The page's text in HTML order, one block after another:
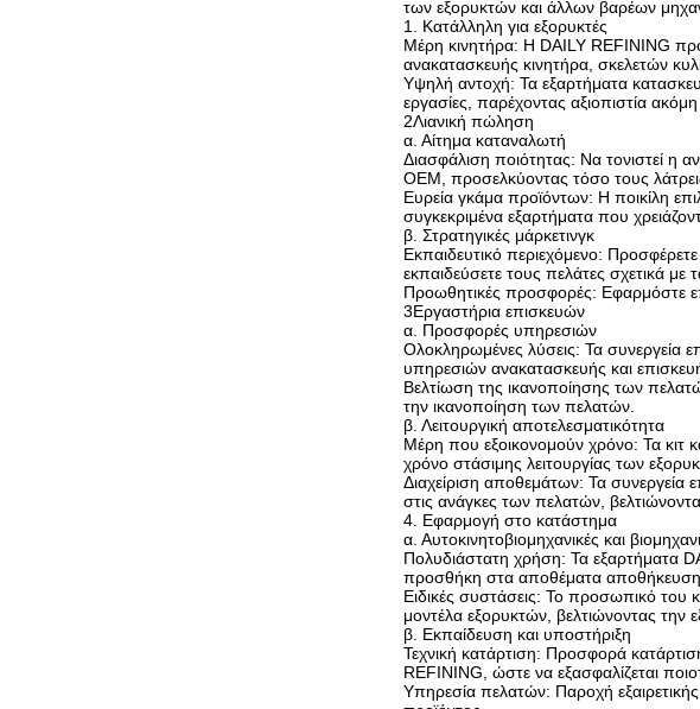
των εξορυκτών και άλλων βαρέων
1. Κατάλληλη για εξορυκτές
Μέρη κινητήρα: Η DAILY REFINING
ανακατασκευής κινητήρα, σκελετών
Υψηλή αντοχή: Τα εξαρτήματα
εργασίες, παρέχοντας αξιοπιστία
2Λιανική πώληση
α. Αίτημα καταναλωτή
Διασφάλιση ποιότητας: Να τονιστεί
OEM, προσελκύοντας τόσο τους
Ευρεία γκάμα προϊόντων: Η ποικίλη
συγκεκριμένα εξαρτήματα που
β. Στρατηγικές μάρκετινγκ
Εκπαιδευτικό περιεχόμενο:
εκπαιδεύσετε τους πελάτες σχετικά
Προωθητικές προσφορές: Εφαρμόστε
3Εργαστήρια επισκευών
α. Προσφορές υπηρεσιών
Ολοκληρωμένες λύσεις: Τα συνεργεία
υπηρεσιών ανακατασκευής και
Βελτίωση της ικανοποίησης των
την ικανοποίηση των πελατών.
β. Λειτουργική αποτελεσματικότητα
Μέρη που εξοικονομούν χρόνο: Τα κιτ
χρόνο στάσιμης λειτουργίας των
Διαχείριση αποθεμάτων: Τα
στις ανάγκες των πελατών,
4. Εφαρμογή στο κατάστημα
α. Αυτοκινητοβιομηχανικές και
Πολυδιάστατη χρήση: Τα εξαρτήματα
προσθήκη στα αποθέματα
Ειδικές συστάσεις: Το προσωπικό του
μοντέλα εξορυκτών, βελτιώνοντας την
β. Εκπαίδευση και υποστήριξη
Τεχνική κατάρτιση: Προσφορά
REFINING, ώστε να εξασφαλίζεται
Υπηρεσία πελατών: Παροχή